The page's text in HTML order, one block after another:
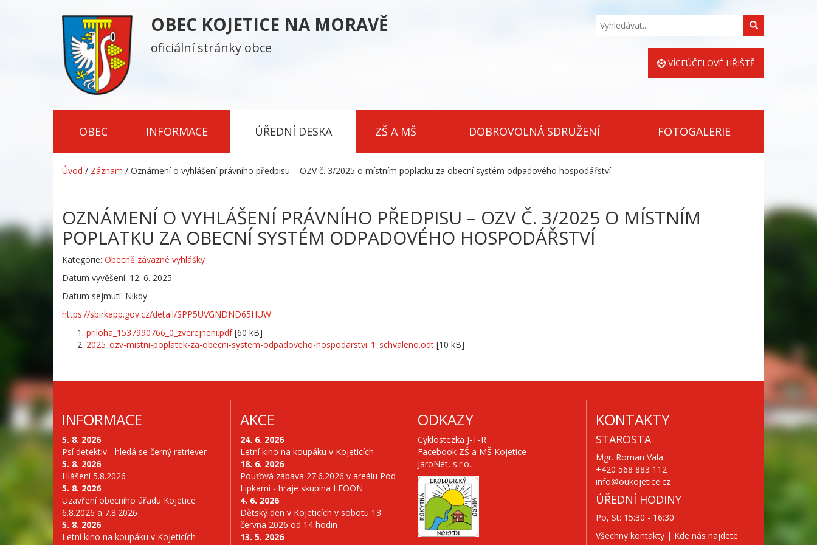
OBEC KOJETICE NA MORAVĚ
oficiální stránky obce
Hledat
VÍCEÚČELOVÉ HŘIŠTĚ
OBEC INFORMACE ÚŘEDNÍ DESKA ZŠ A MŠ DOBROVOLNÁ SDRUŽENÍ FOTOGALERIE
Úvod / Záznam / Oznámení o vyhlášení právního předpisu – OZV č. 3/2025 o místním poplatku za obecní systém odpadového hospodářství
OZNÁMENÍ O VYHLÁŠENÍ PRÁVNÍHO PŘEDPISU – OZV Č. 3/2025 O MÍSTNÍM
POPLATKU ZA OBECNÍ SYSTÉM ODPADOVÉHO HOSPODÁŘSTVÍ
Kategorie: Obecně závazné vyhlášky
Datum vyvěšení: 12. 6. 2025
Datum sejmutí: Nikdy
https://sbirkapp.gov.cz/detail/SPP5UVGNDND65HUW
priloha_1537990766_0_zverejneni.pdf[60 kB]
2025_ozv-mistni-poplatek-za-obecni-system-odpadoveho-hospodarstvi_1_schvaleno.odt [10 kB]
INFORMACE
5. 8. 2026
Psí detektiv - hledá se černý retriever
5. 8. 2026
Hlášení 5.8.2026
5. 8. 2026
Uzavření obecního úřadu Kojetice
6.8.2026 a 7.8.2026
5. 8. 2026
Letní kino na koupáku v Kojeticích
AKCE
24. 6. 2026
Letní kino na koupáku v Kojeticích
18. 6. 2026
Pouťová zábava 27.6.2026 v areálu Pod
Lipkami - hraje skupina LEOON
4. 6. 2026
Dětský den v Kojeticích v sobotu 13.
června 2026 od 14 hodin
13. 5. 2026
ODKAZY
Cyklostezka J-T-R
Facebook ZŠ a MŠ Kojetice
JaroNet, s.r.o.
KONTAKTY
STAROSTA
Mgr. Roman Vala
+420 568 883 112
info@oukojetice.cz
ÚŘEDNÍ HODINY
Po, St: 15:30 - 16:30
Všechny kontakty | Kde nás najdete